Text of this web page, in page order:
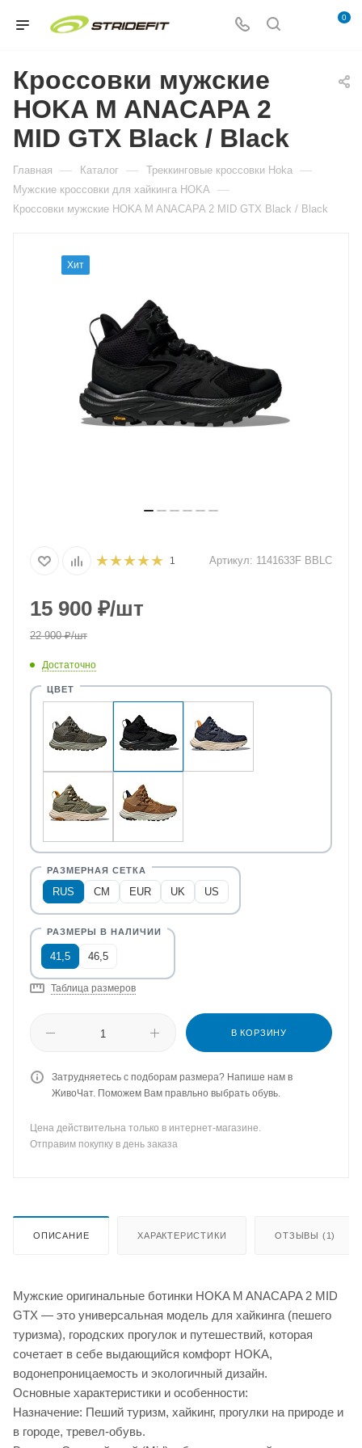
0
Кроссовки мужские
HOKA M ANACAPA 2
MID GTX Black / Black
Главная — Каталог — Треккинговые кроссовки Hoka —
Мужские кроссовки для хайкинга HOKA —
Кроссовки мужские HOKA M ANACAPA 2 MID GTX Black / Black
Хит
1 Артикул: 1141633F BBLC
15 900 ₽/шт
22 900₽/шт
Достаточно
RUS CM EUR UK US
41,5 46,5
Таблица размеров
В КОРЗИНУ
Затрудняетесь с подборам размера? Напише нам в
ЖивоЧат. Поможем Вам правльно выбрать обувь.
Цена действительна только в интернет-магазине.
Отправим покупку в день заказа
ОПИСАНИЕ ХАРАКТЕРИСТИКИ ОТЗЫВЫ (1)
Мужские оригинальные ботинки HOKA M ANACAPA 2 MID
GTX — это универсальная модель для хайкинга (пешего
туризма), городских прогулок и путешествий, которая
сочетает в себе выдающийся комфорт HOKA,
водонепроницаемость и экологичный дизайн.
Основные характеристики и особенности:
Назначение: Пеший туризм, хайкинг, прогулки на природе и
в городе, тревел-обувь.